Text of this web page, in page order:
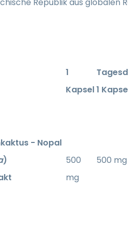
1
Kapsel1
- Nopal
)
500
mg
500 mg